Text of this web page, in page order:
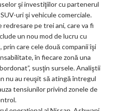
şi investiţiilor cu partenerul
uri şi vehicule comerciale.
pe trei ani, care va fi
un nou mod de lucru cu
care cele două companii îşi
în fiecare zonă una
susţin sursele. Analiştii
nu au reuşit să atingă întregul
tensiunilor privind zonele de